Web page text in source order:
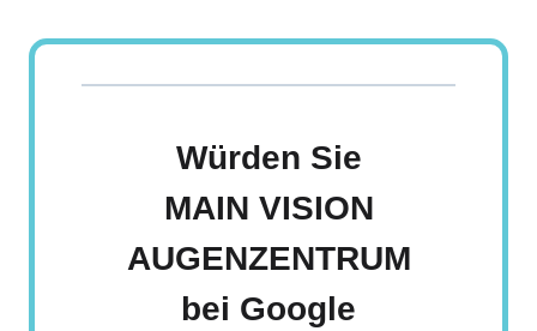
Inhalt
Würden Sie
MAIN VISION
AUGENZENTRUM
bei Google